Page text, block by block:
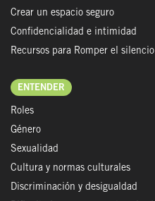
Crear un espacio seguro
Confidencialidad e intimidad
Recursos para Romper el silencio
ENTENDER
Roles
Género
Sexualidad
Cultura y normas culturales
Discriminación y desigualdad